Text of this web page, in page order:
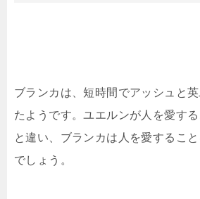
ブランカは、短時間でアッシュと
たようです。ユエルンが人を愛す
と違い、ブランカは人を愛するこ
でしょう。